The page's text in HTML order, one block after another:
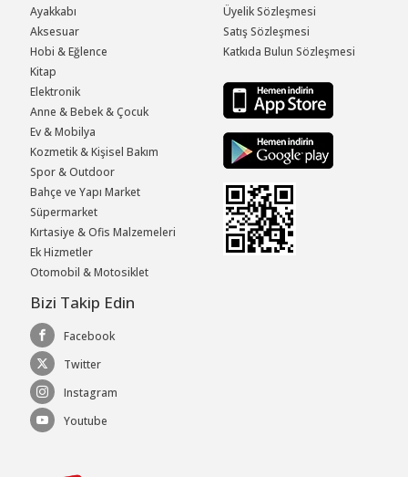
Ayakkabı
Aksesuar
Hobi & Eğlence
Kitap
Elektronik
Anne & Bebek & Çocuk
Ev & Mobilya
Kozmetik & Kişisel Bakım
Spor & Outdoor
Bahçe ve Yapı Market
Süpermarket
Kırtasiye & Ofis Malzemeleri
Ek Hizmetler
Otomobil & Motosiklet
Üyelik Sözleşmesi
Satış Sözleşmesi
Katkıda Bulun Sözleşmesi
Bizi Takip Edin
Facebook
Twitter
Instagram
Youtube